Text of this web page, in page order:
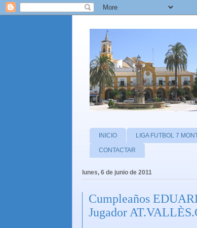
INICIO LIGA FUTBOL 7
CONTACTAR
lunes, 6 de junio de 2011
Cumpleaños
Jugador